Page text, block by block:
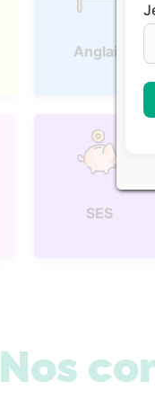
Anglais
SES
Nos